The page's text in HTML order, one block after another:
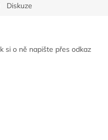
Diskuze
si o ně napište přes odkaz